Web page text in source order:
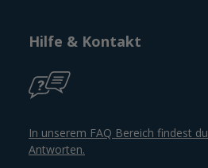
Hilfe & Kontakt
In unserem FAQ Bereich findest du
Antworten.